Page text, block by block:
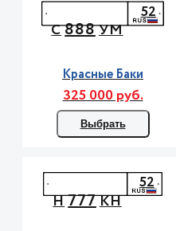
С888УМ
52
Красные Баки
325 000 руб.
Выбрать
Н777КН
52